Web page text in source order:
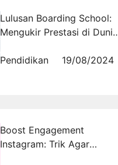
Lulusan Boarding School:
Mengukir Prestasi di Dunia
Pendidikan
19/08/2024
Boost Engagement
Instagram: Trik Agar